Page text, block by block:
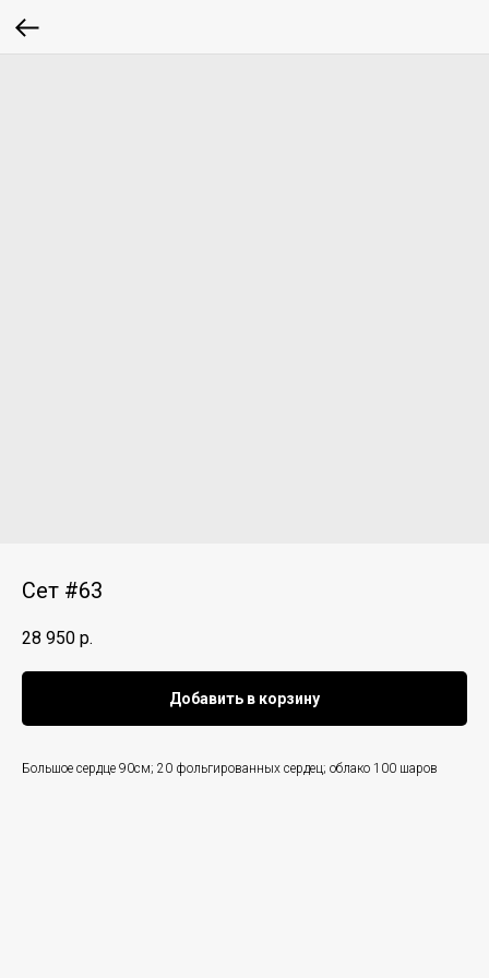
Сет #63
28 950 р.
Добавить в корзину
Большое сердце 90см; 20 фольгированных сердец; облако 100 шаров